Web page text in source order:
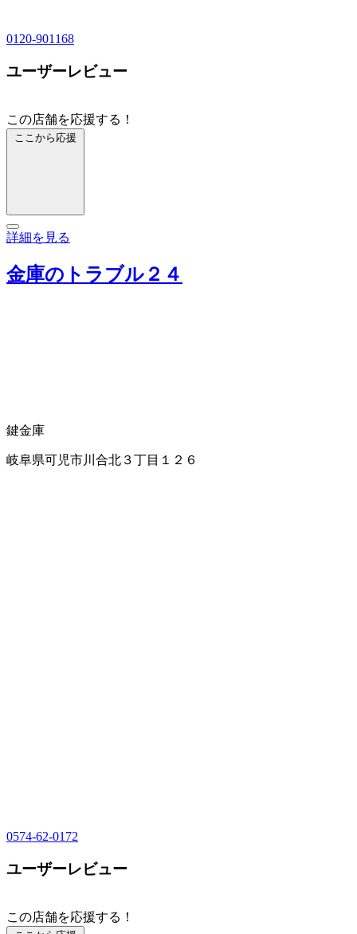
0120-901168
ユーザーレビュー
この店舗を応援する！
ここから応援
詳細を見る
金庫のトラブル２４
鍵金庫
岐阜県可児市川合北３丁目１２６
0574-62-0172
ユーザーレビュー
この店舗を応援する！